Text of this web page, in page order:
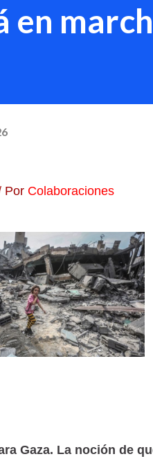
en
Por Colaboraciones
Gaza. La noción de